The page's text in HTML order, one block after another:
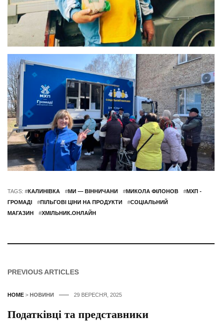
TAGS: #КАЛИНІВКА #МИ — ВІННИЧАНИ #МИКОЛА ФІЛОНОВ #МХП -
ГРОМАДІ
#ПІЛЬГОВІ ЦІНИ НА ПРОДУКТИ #СОЦІАЛЬНИЙ
МАГАЗИН
#ХМІЛЬНИК.ОНЛАЙН
PREVIOUS ARTICLES
HOME > НОВИНИ 29 ВЕРЕСНЯ, 2025
Податківці та представники